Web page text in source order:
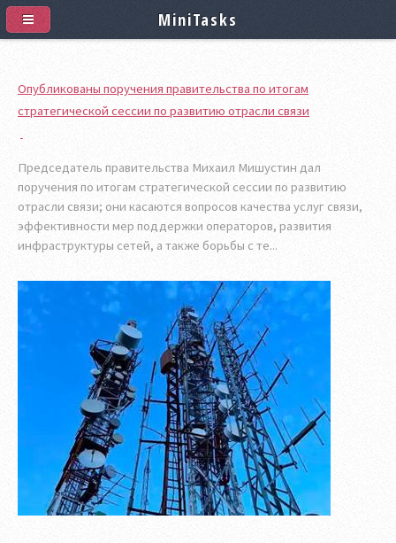
Опубликованы поручения правительства по итогам
стратегической сессии по развитию отрасли связи
Председатель правительства Михаил Мишустин дал
поручения по итогам стратегической сессии по развитию
отрасли связи; они касаются вопросов качества услуг связи,
эффективности мер поддержки операторов, развития
инфраструктуры сетей, а также борьбы с те...
MiniTasks